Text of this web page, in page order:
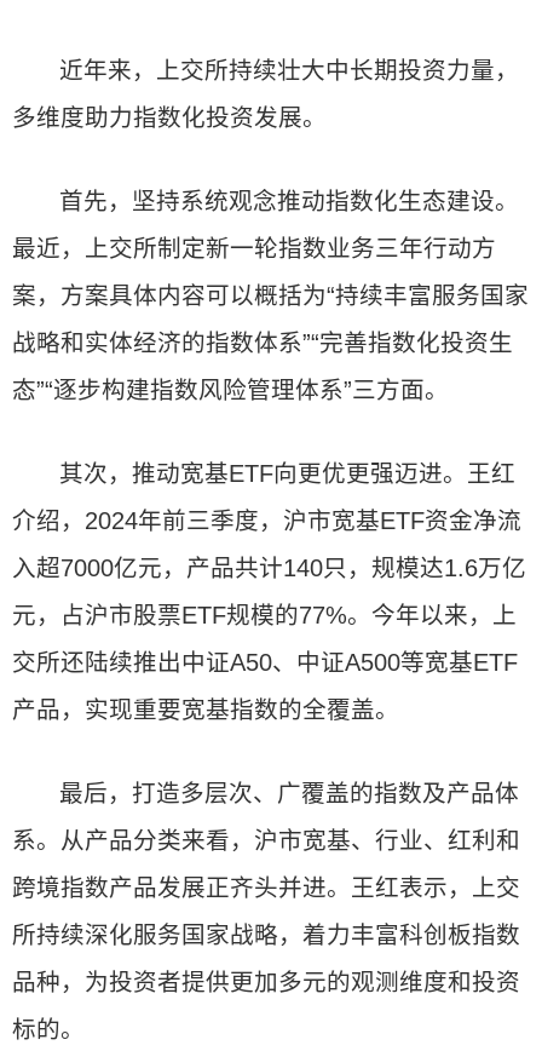
近年来，上交所持续壮大中长期投资力量，
多维度助力指数化投资发展。
首先，坚持系统观念推动指数化生态建设。
最近，上交所制定新一轮指数业务三年行动方
案，方案具体内容可以概括为“持续丰富服务国家
战略和实体经济的指数体系”“完善指数化投资生
态”“逐步构建指数风险管理体系”三方面。
其次，推动宽基ETF向更优更强迈进。王红
介绍，2024年前三季度，沪市宽基ETF资金净流
入超7000亿元，产品共计140只，规模达1.6万亿
元，占沪市股票ETF规模的77%。今年以来，上
交所还陆续推出中证A50、中证A500等宽基ETF
产品，实现重要宽基指数的全覆盖。
最后，打造多层次、广覆盖的指数及产品体
系。从产品分类来看，沪市宽基、行业、红利和
跨境指数产品发展正齐头并进。王红表示，上交
所持续深化服务国家战略，着力丰富科创板指数
品种，为投资者提供更加多元的观测维度和投资
标的。